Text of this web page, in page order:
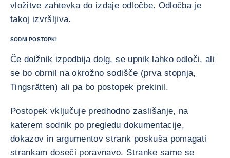
vložitve zahtevka do izdaje odločbe. Odločba je
takoj izvršljiva.
SODNI POSTOPKI
Če dolžnik izpodbija dolg, se upnik lahko odloči, ali
se bo obrnil na okrožno sodišče (prva stopnja,
Tingsrätten) ali pa bo postopek prekinil.
Postopek vključuje predhodno zaslišanje, na
katerem sodnik po pregledu dokumentacije,
dokazov in argumentov strank poskuša pomagati
strankam doseči poravnavo. Stranke same se